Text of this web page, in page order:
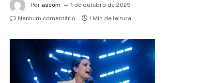
Por ascom
1 de outubro de 2025
Nenhum comentário
1 Min de leitura